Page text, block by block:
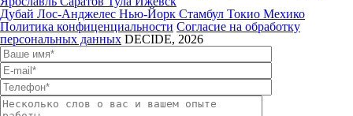
Дубай Лос-Анджелес Нью-Йорк Стамбул Токио Мехико
Политика конфиценциальности Согласие на обработку
персональных данных DECIDE, 2026